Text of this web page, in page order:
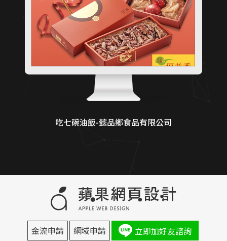
吃七碗油飯-懿品鄉食品有限公司
金流申請 網域申請
立即加好友諮詢